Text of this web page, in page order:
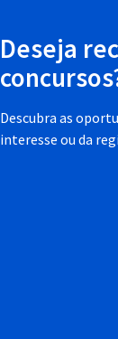
Deseja
Descubra as
interesse ou da